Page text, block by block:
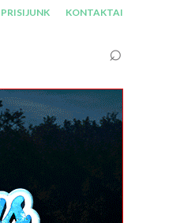
PRISIJUNK KONTAKTAI